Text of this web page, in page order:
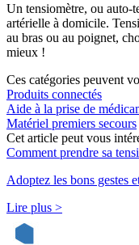
Un tensiomètre, ou auto-
artérielle à domicile.
au bras ou au poignet,
mieux !
Ces catégories peuvent
Produits connectés
Aide à la prise de
Matériel premiers secours
Cet article peut vous
Comment prendre sa
Adoptez les bons gestes
Lire plus >